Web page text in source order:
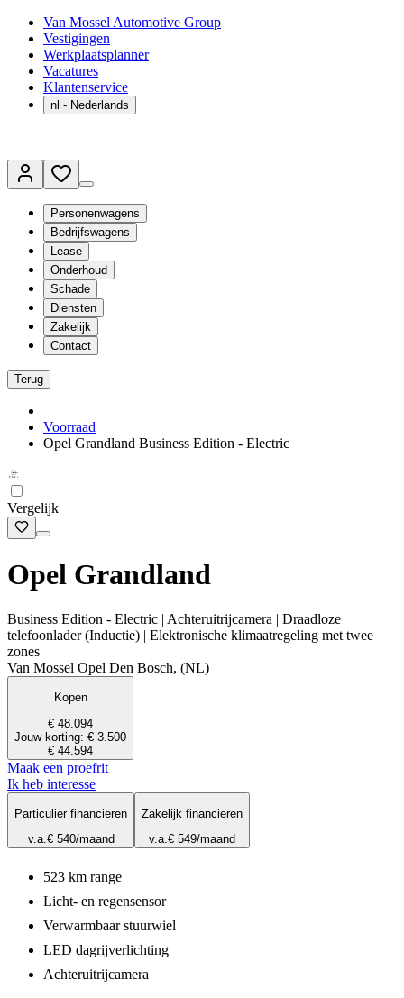
Van Mossel Automotive Group
Vestigingen
Werkplaatsplanner
Vacatures
Klantenservice
nl - Nederlands
Personenwagens
Bedrijfswagens
Lease
Onderhoud
Schade
Diensten
Zakelijk
Contact
Terug
Voorraad
Opel Grandland Business Edition - Electric
Vergelijk
Opel Grandland
Business Edition - Electric | Achteruitrijcamera | Draadloze
telefoonlader (Inductie) | Elektronische klimaatregeling met twee
zones
Van Mossel Opel Den Bosch, (NL)
Kopen
€ 48.094
Jouw korting: € 3.500
€ 44.594
Maak een proefrit
Ik heb interesse
Particulier financieren
v.a.€ 540/maand
Zakelijk financieren
v.a.€ 549/maand
523 km range
Licht- en regensensor
Verwarmbaar stuurwiel
LED dagrijverlichting
Achteruitrijcamera